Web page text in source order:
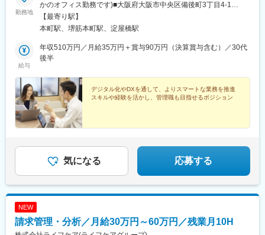
勤務地
かのオフィス勤務です)■大阪府大阪市中央区備後町3丁目4-1
NANKAI備後町ビル 2F・大阪メトロ御堂筋本線「本町駅」より徒
歩3分・大阪メトロ中央線「堺筋本町駅」より徒歩5分■大阪府大
中央線「堺筋本町駅」より徒歩3分・大阪メトロ御堂筋本線「本町
駅」より徒歩4分※受動喫煙対策：屋内全面禁煙
【最寄り駅】
本町駅、堺筋本町駅、淀屋橋駅
給与
年収510万円／月給35万円＋賞与90万円（決算賞与含む）／30代
後半
デジタル化やDXを通して、よりスマートな業務を推進
スキルや経験を活かし、管理職も目指せるポジション
気になる 応募する
NEW
請求管理・分析／月給30万円～60万円／残業月10H